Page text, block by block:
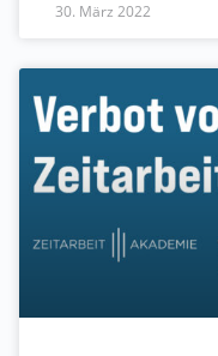
30. März 2022